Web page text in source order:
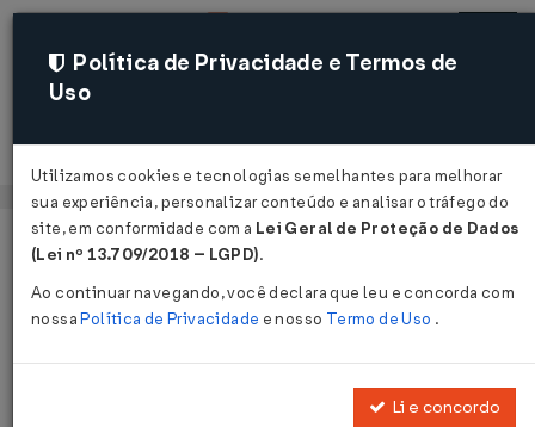
Acessar
Página Inicial
Legislações
Lei nº 5.211 de 01/07/2010
Política de Privacidade e Termos de
Uso
Utilizamos cookies e tecnologias semelhantes para melhorar
sua experiência, personalizar conteúdo e analisar o tráfego do
site, em conformidade com a Lei Geral de Proteção de Dados
(Lei nº 13.709/2018 – LGPD).
Ao continuar navegando, você declara que leu e concorda com
nossaPolítica de Privacidade e nosso Termo de Uso .
Li e concordo